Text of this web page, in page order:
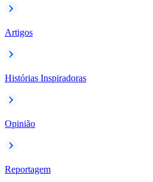
Artigos
Histórias Inspiradoras
Opinião
Reportagem